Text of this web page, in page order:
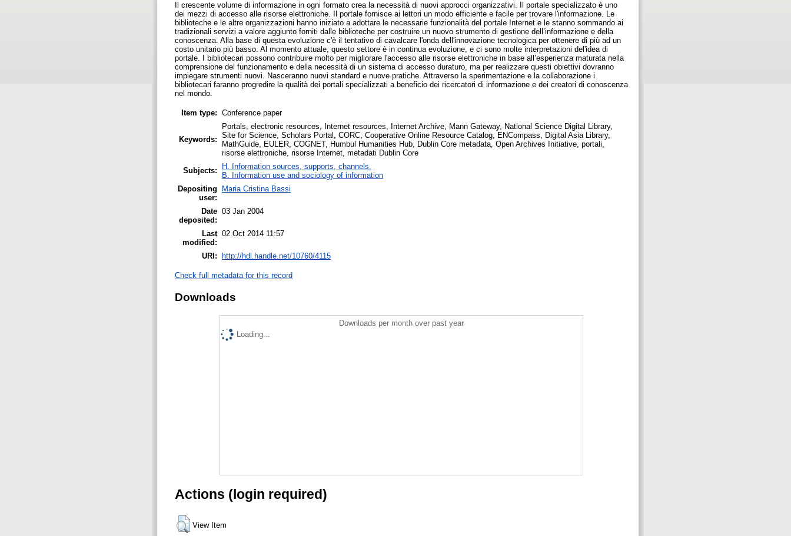
Il crescente volume di informazione in ogni formato crea la necessità di nuovi approcci organizzativi. Il portale specializzato è uno
dei mezzi di accesso alle risorse elettroniche. Il portale fornisce ai lettori un modo efficiente e facile per trovare l'informazione. Le
biblioteche e le altre organizzazioni hanno iniziato a adottare le necessarie funzionalità del portale Internet e le stanno sommando ai
tradizionali servizi a valore aggiunto forniti dalle biblioteche per costruire un nuovo strumento di gestione dell’informazione e della
conoscenza. Alla base di questa evoluzione c'è il tentativo di cavalcare l'onda dell'innovazione tecnologica per ottenere di più ad un
costo unitario più basso. Al momento attuale, questo settore è in continua evoluzione, e ci sono molte interpretazioni del'idea di
portale. I bibliotecari possono contribuire molto per migliorare l'accesso alle risorse elettroniche in base all’esperienza maturata nella
comprensione del funzionamento e della necessità di un sistema di accesso duraturo, ma per realizzare questi obiettivi dovranno
impiegare strumenti nuovi. Nasceranno nuovi standard e nuove pratiche. Attraverso la sperimentazione e la collaborazione i
bibliotecari faranno progredire la qualità dei portali specializzati a beneficio dei ricercatori di informazione e dei creatori di conoscenza
nel mondo.
Item type: Conference paper
Keywords:
Portals, electronic resources, Internet resources, Internet Archive, Mann Gateway, National Science Digital Library,
Site for Science, Scholars Portal, CORC, Cooperative Online Resource Catalog, ENCompass, Digital Asia Library,
MathGuide, EULER, COGNET, Humbul Humanities Hub, Dublin Core metadata, Open Archives Initiative, portali,
risorse elettroniche, risorse Internet, metadati Dublin Core
Subjects:
H. Information sources, supports, channels.
B. Information use and sociology of information
Depositing
user:
Maria Cristina Bassi
Date
deposited:
03 Jan 2004
Last
modified:
02 Oct 2014 11:57
URI: http://hdl.handle.net/10760/4115
Check full metadata for this record
Downloads
Downloads per month over past year
Loading...
Actions (login required)
View Item